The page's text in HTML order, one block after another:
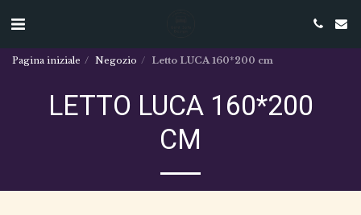
Pagina iniziale Negozio Letto LUCA 160*200 cm
LETTO LUCA 160*200
CM